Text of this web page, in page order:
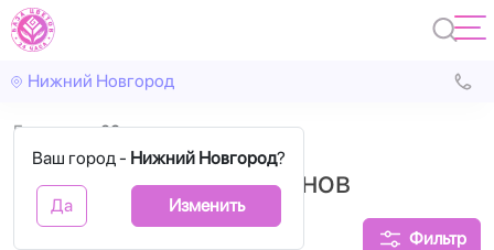
Нижний Новгород
Ваш город - Нижний Новгород?
Да Изменить
Главная 29 шт.
Букеты из 29 тюльпанов
Фильтр